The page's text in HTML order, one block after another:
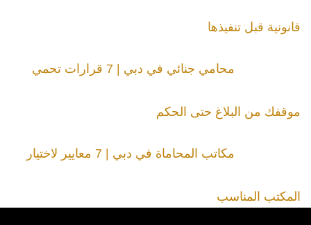
قانونية قبل تنفيذها
محامي جنائي في دبي | 7 قرارات تحمي
موقفك من البلاغ حتى الحكم
مكاتب المحاماة في دبي | 7 معايير لاختيار
المكتب المناسب